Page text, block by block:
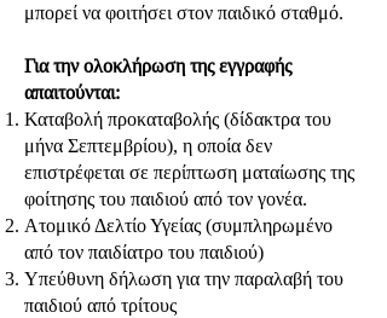
μπορεί να φοιτήσει στον παιδικό σταθμό.
Για την ολοκλήρωση της εγγραφής
απαιτούνται:
Καταβολή προκαταβολής (δίδακτρα του
μήνα Σεπτεμβρίου), η οποία δεν
επιστρέφεται σε περίπτωση ματαίωσης της
φοίτησης του παιδιού από τον γονέα.
Ατομικό Δελτίο Υγείας (συμπληρωμένο
από τον παιδίατρο του παιδιού)
Υπεύθυνη δήλωση για την παραλαβή του
παιδιού από τρίτους